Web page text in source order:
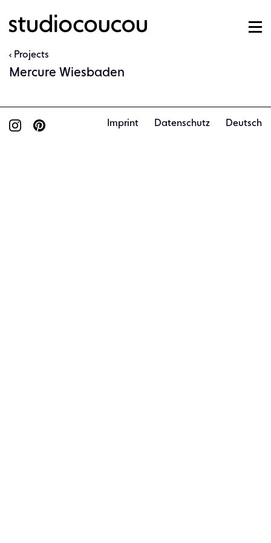
Projects
Mercure Wiesbaden
Imprint Datenschutz Deutsch